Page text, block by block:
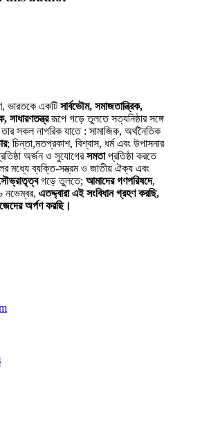
ভারতকে একটিসার্বভৌম, সমাজতান্ত্রিক,
সাধারণতন্ত্ররূপে গড়ে তুলতে সত্যনিষ্ঠার সঙ্গে
সকল নাগরিক যাতে : সামাজিক, অর্থনৈতিক
; চিন্তা,মতপ্রকাশ, বিশ্বাস, ধর্ম এবং উপাসনার
অর্জন ও সুযোগেরসমতাপ্রতিষ্ঠা করতে
মধ্যে ব্যক্তি-সম্ভ্রম ও জাতীয় ঐক্য এবং
গড়ে তুলতে; আমাদের গণপরিষদে,
এতদ্দ্বারা এই সংবিধান গ্রহণ করছি,
অর্পণ করছি।